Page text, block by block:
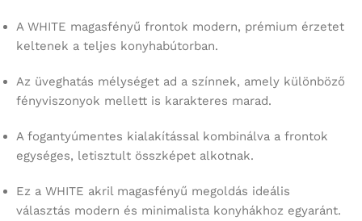
A WHITE magasfényű frontok modern, prémium érzetet
keltenek a teljes konyhabútorban.
Az üveghatás mélységet ad a színnek, amely különböző
fényviszonyok mellett is karakteres marad.
A fogantyúmentes kialakítással kombinálva a frontok
egységes, letisztult összképet alkotnak.
Ez a WHITE akril magasfényű megoldás ideális
választás modern és minimalista konyhákhoz egyaránt.